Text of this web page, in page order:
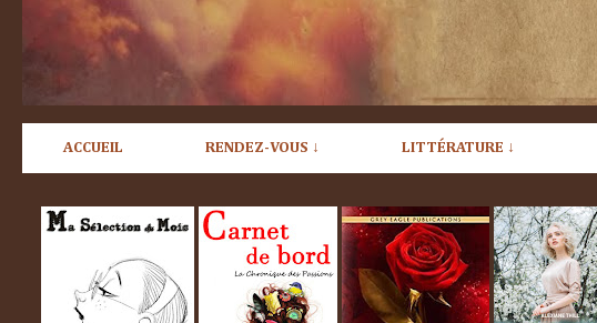
ACCUEIL RENDEZ-VOUS ↓ LITTÉRATURE ↓